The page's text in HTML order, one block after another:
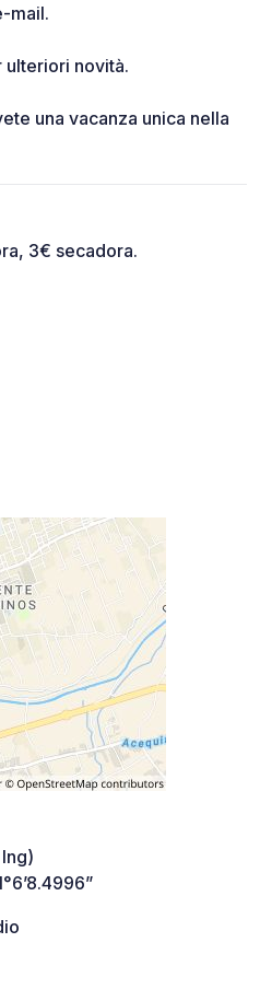
mail.
ulteriori novità.
una vacanza unica nella
3€ secadora.